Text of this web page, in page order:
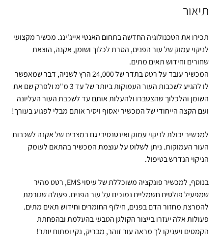
תיאור
תכירו את הטכנולוגיה החדשה בתחום האנטי אייג'ינג. מכשיר מקצועי
לניקוי עמוק של עור הפנים, הסרת לכלוך ושומן, אקנה, הוצאת
שחורים וחידוש תאים מתים.
המכשיר עובד על רטט בתדר של 24,000 הרץ לשניה, דבר שמאפשר
לו להגיע לשכבות העור העמוקות ביותר של עד 3 מ"מ ולפרק שם את
השומן והלכלוך שהצטברו ולהעלות אותם עד לשכבת העור העליונה
ועם הקצה הייחודי של המכשיר יאסוף ויסיר אותם מבלי לפגוע בעורך!
למכשיר יכולת לניקוי עמוק ואינטנסיבי גם במצבים של אקנה לשכבות
העור העמוקות. ניתן לשלוט על עוצמת המכשיר בהתאם לעומק
הניקוי הנדרש בטיפול.
בנוסף, למכשיר פונקציה משוכללת של עיסוי EMS, רטט מהיר
שמפעיל פולסים חשמליים נמוכים על עור הפנים. פעולה שגורמת
להמרצת מחזור הדם בפנים, חילוף החומרים וחידוש תאים מתים.
פעולות אלה יעזרו בייצור הקולגן הטבעי בהעלמת ובהפחתת
הקמטים ויעניקו לך מראה עור זוהר, מבריק, נקי ומתוח יותר!